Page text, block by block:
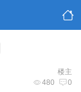
楼主
480 0